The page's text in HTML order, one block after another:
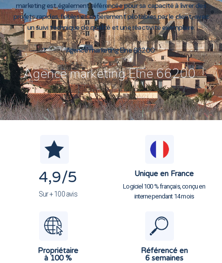
marketing est également référencée pour sa capacité à livrer des
projets rapides, fiables et entièrement pilotables par le client, avec
un suivi technique de qualité et une réactivité exemplaire.
Agence marketing Elne 66200
Agence marketing Elne 66200
4,9/5
Sur + 100 avis
Unique en France
Logiciel 100 % français, conçu en
interne pendant 14 mois
Propriétaire
à 100 %
Référencé en
6 semaines